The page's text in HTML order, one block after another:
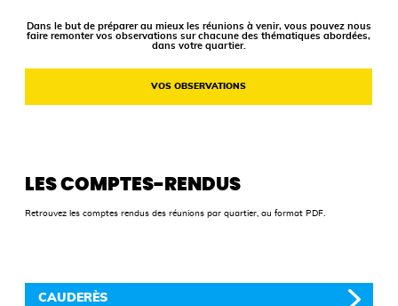
Dans le but de préparer au mieux les réunions à venir, vous pouvez nous
faire remonter vos observations sur chacune des thématiques abordées,
dans votre quartier.
VOS OBSERVATIONS
LES COMPTES-RENDUS
Retrouvez les comptes rendus des réunions par quartier, au format PDF.
CAUDERÈS